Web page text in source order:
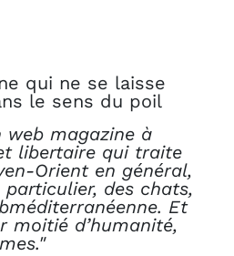
qui ne se laisse
le sens du poil
web magazine à
libertaire qui traite
Orient en général,
des chats,
Et
moitié d’humanité,